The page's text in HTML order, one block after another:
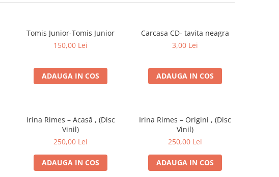
Tomis Junior-Tomis Junior
150,00 Lei
ADAUGA IN COS
Carcasa CD- tavita neagra
3,00 Lei
ADAUGA IN COS
Irina Rimes – Acasă , (Disc
Vinil)
250,00 Lei
ADAUGA IN COS
Irina Rimes – Origini , (Disc
Vinil)
250,00 Lei
ADAUGA IN COS